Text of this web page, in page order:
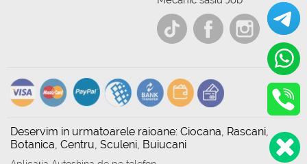
Deservim in urmatoarele raioane: Ciocana, Rascani,
Botanica, Centru, Sculeni, Buiucani